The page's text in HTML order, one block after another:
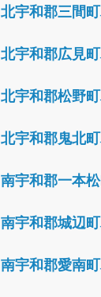
北宇和郡三間
北宇和郡広見
北宇和郡松野
北宇和郡鬼北
南宇和郡一本
南宇和郡城辺
南宇和郡愛南